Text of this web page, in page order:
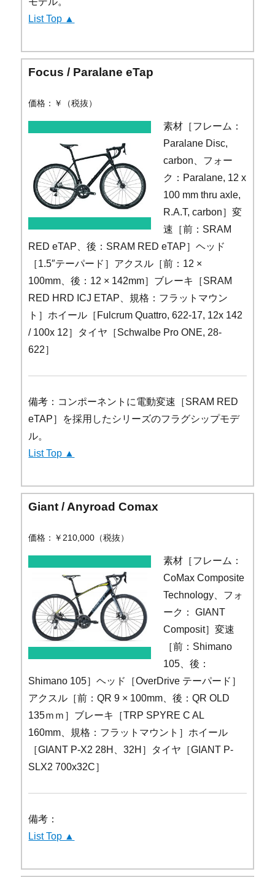
List Top ▲
Focus / Paralane eTap
価格：￥（税抜）
素材［フレーム：
Paralane Disc,
carbon、フォー
ク：Paralane, 12 x
100 mm thru axle,
R.A.T, carbon］変
速［前：SRAM
RED eTAP、後：SRAM RED eTAP］ヘッド
［1.5″テーパード］アクスル［前：12 ×
100mm、後：12 × 142mm］ブレーキ［SRAM
RED HRD ICJ ETAP、規格：フラットマウン
ト］ホイール［Fulcrum Quattro, 622-17, 12x 142
/ 100x 12］タイヤ［Schwalbe Pro ONE, 28-
622］
備考：コンポーネントに電動変速［SRAM RED
eTAP］を採用したシリーズのフラグシップモデ
ル。
List Top ▲
Giant / Anyroad Comax
価格：￥210,000（税抜）
素材［フレーム：
CoMax Composite
Technology、フォ
ーク： GIANT
Composit］変速
［前：Shimano
105、後：
Shimano 105］ヘッド［OverDrive テーパード］
アクスル［前：QR 9 × 100mm、後：QR OLD
135ｍｍ］ブレーキ［TRP SPYRE C AL
160mm、規格：フラットマウント］ホイール
［GIANT P-X2 28H、32H］タイヤ［GIANT P-
SLX2 700x32C］
備考：
List Top ▲